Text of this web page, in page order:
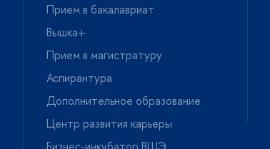
Прием в бакалавриат
ышка+
Прием в магистратуру
Аспирантура
Дополнительное образование
Центр развития карьеры